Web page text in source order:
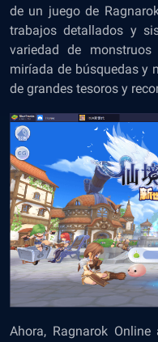
de un juego de
trabajos detallados y
variedad de
miríada de búsquedas y
de grandes tesoros y
Ahora, Ragnarok